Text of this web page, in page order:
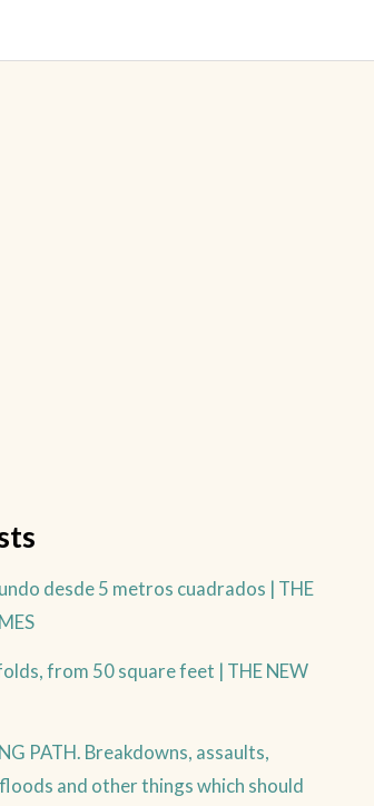
desde 5 metros cuadrados | THE
from 50 square feet | THE NEW
PATH. Breakdowns, assaults,
and other things which should